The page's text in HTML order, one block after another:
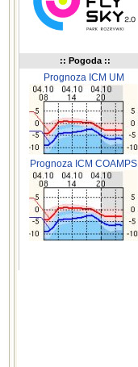
:: Pogoda ::
Prognoza ICM UM
Prognoza ICM COAMPS